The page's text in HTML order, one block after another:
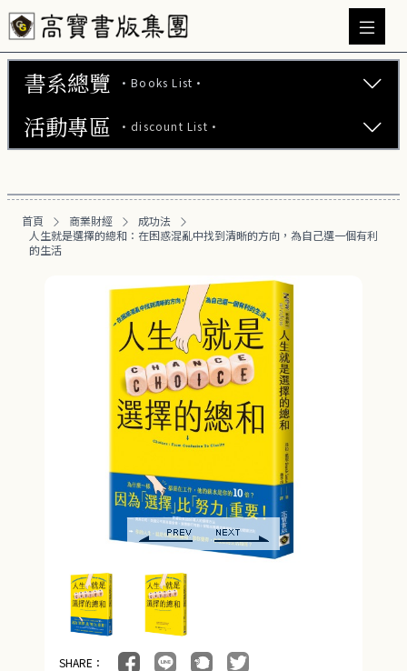
書系總覽 ·Books List·
文學小說 (737)
商業財經 (101)
投資理財 (27)
職場工作術 (19)
富爸爸專區 (16)
管理與領導 (4)
經濟／趨勢 (24)
行銷/廣告/業務 (5)
醫療保健 (54)
親子教養 (14)
人文史哲 (74)
活動專區 ·discount List·
【2本7折】高寶小說系列全圖鑑書展
【66折】高寶小說系列全圖鑑書展
首頁 商業財經
成功法
人生就是選擇的總和：在困惑混亂中找到清晰的方向，為自己選一個有利
的生活
SHARE：